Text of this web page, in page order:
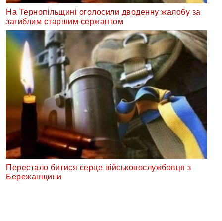
На Тернопільщині оголосили дводенну жалобу за
загиблим старшим сержантом
Перестало битися серце військовослужбовця з
Бережанщини